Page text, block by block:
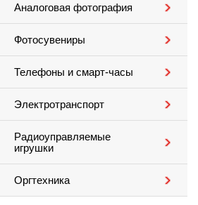
Аналоговая фотография
Фотосувениры
Телефоны и смарт-часы
Электротранспорт
Радиоуправляемые
игрушки
Оргтехника